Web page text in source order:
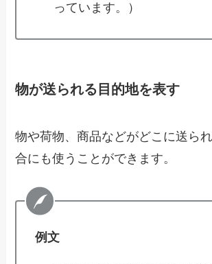
っています。）
物が送られる目的地を表す
物や荷物、商品などがどこに送ら
合にも使うことができます。
例文